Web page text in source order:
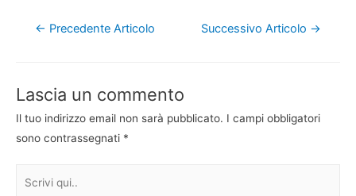
Navigazione
← Precedente Articolo Successivo Articolo →
Lascia un commento
Il tuo indirizzo email non sarà pubblicato. I campi obbligatori
sono contrassegnati *